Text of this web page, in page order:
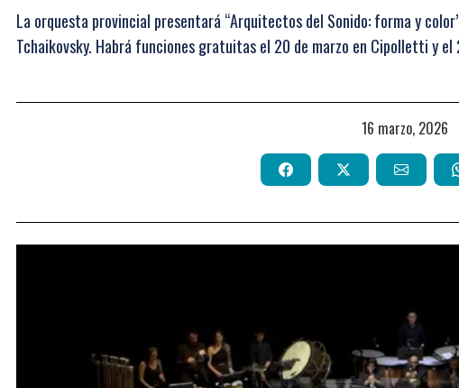
La orquesta provincial presentará “Arquitectos del Sonido: forma y
Tchaikovsky. Habrá funciones gratuitas el 20 de marzo en Cipolletti y el
16 marzo, 2026